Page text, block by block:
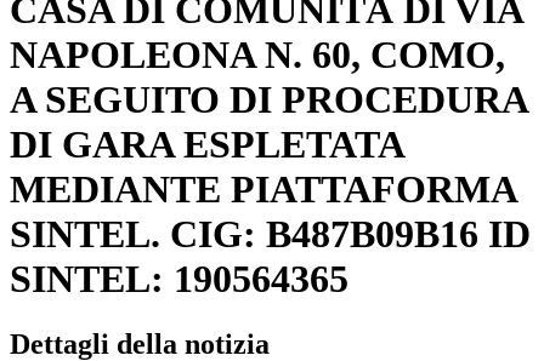
CASA DI COMUNITÀ DI VIA
NAPOLEONA N. 60, COMO,
A SEGUITO DI PROCEDURA
DI GARA ESPLETATA
MEDIANTE PIATTAFORMA
SINTEL. CIG: B487B09B16 ID
SINTEL: 190564365
Dettagli della notizia